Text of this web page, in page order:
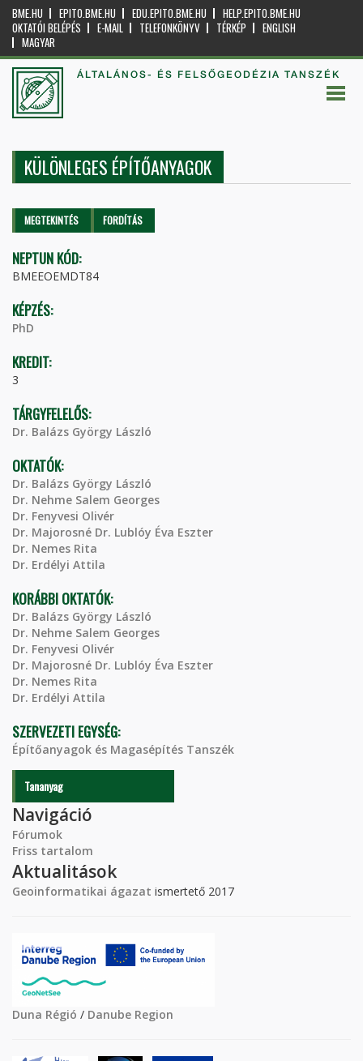
BME.HU EPITO.BME.HU EDU.EPITO.BME.HU
HELP.EPITO.BME.HU
OKTATÓI BELÉPÉS
E-MAIL TELEFONKÖNYV TÉRKÉP
ENGLISH
MAGYAR
ÁLTALÁNOS- ÉS FELSŐGEODÉZIA TANSZÉK
KÜLÖNLEGES ÉPÍTŐANYAGOK
Elsődleges fülek
MEGTEKINTÉS (AKTÍVFORDÍTÁS
NEPTUN KÓD:
BMEEOEMDT84
KÉPZÉS:
PhD
KREDIT:
3
TÁRGYFELELŐS:
Dr. Balázs György László
OKTATÓK:
Dr. Balázs György László
Dr. Nehme Salem Georges
Dr. Fenyvesi Olivér
Dr. Majorosné Dr. Lublóy Éva Eszter
Dr. Nemes Rita
Dr. Erdélyi Attila
KORÁBBI OKTATÓK:
Dr. Balázs György László
Dr. Nehme Salem Georges
Dr. Fenyvesi Olivér
Dr. Majorosné Dr. Lublóy Éva Eszter
Dr. Nemes Rita
Dr. Erdélyi Attila
SZERVEZETI EGYSÉG:
Építőanyagok és Magasépítés Tanszék
Tananyag
Navigáció
Fórumok
Friss tartalom
Aktualitások
Geoinformatikai ágazat ismertető 2017
Duna Régió / Danube Region